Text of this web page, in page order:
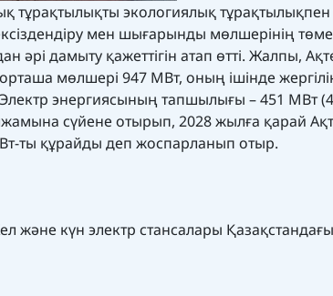
экологиялық тұрақтылықпен
мен шығарынды мөлшерінің
дамыту қажеттігін атап өтті. Жалпы,
мөлшері 947 МВт, оның ішінде
энергиясының тапшылығы – 451 МВт
сүйене отырып, 2028 жылға қарай
ты құрайды деп жоспарланып отыр.
және күн электр стансалары